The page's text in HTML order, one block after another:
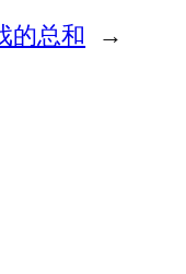
的总和 →